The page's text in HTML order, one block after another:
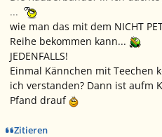
...
wie man das mit dem NICHT
Reihe bekommen kann...
JEDENFALLS!
Einmal Kännchen mit Teechen
ich verstanden? Dann ist aufm
Pfand drauf
Zitieren